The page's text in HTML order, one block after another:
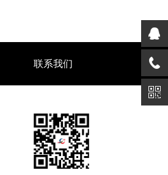
联系我们